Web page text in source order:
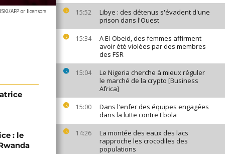
15:52
Libye : des détenus s'évadent d'une
prison dans l'Ouest
15:34
A El-Obeid, des femmes affirment
avoir été violées par des membres
des FSR
15:04
Le Nigeria cherche à mieux réguler
le marché de la crypto [Business
Africa]
15:00
Dans l'enfer des équipes engagées
dans la lutte contre Ebola
14:26
La montée des eaux des lacs
rapproche les crocodiles des
populations
AFP or licensors
: le